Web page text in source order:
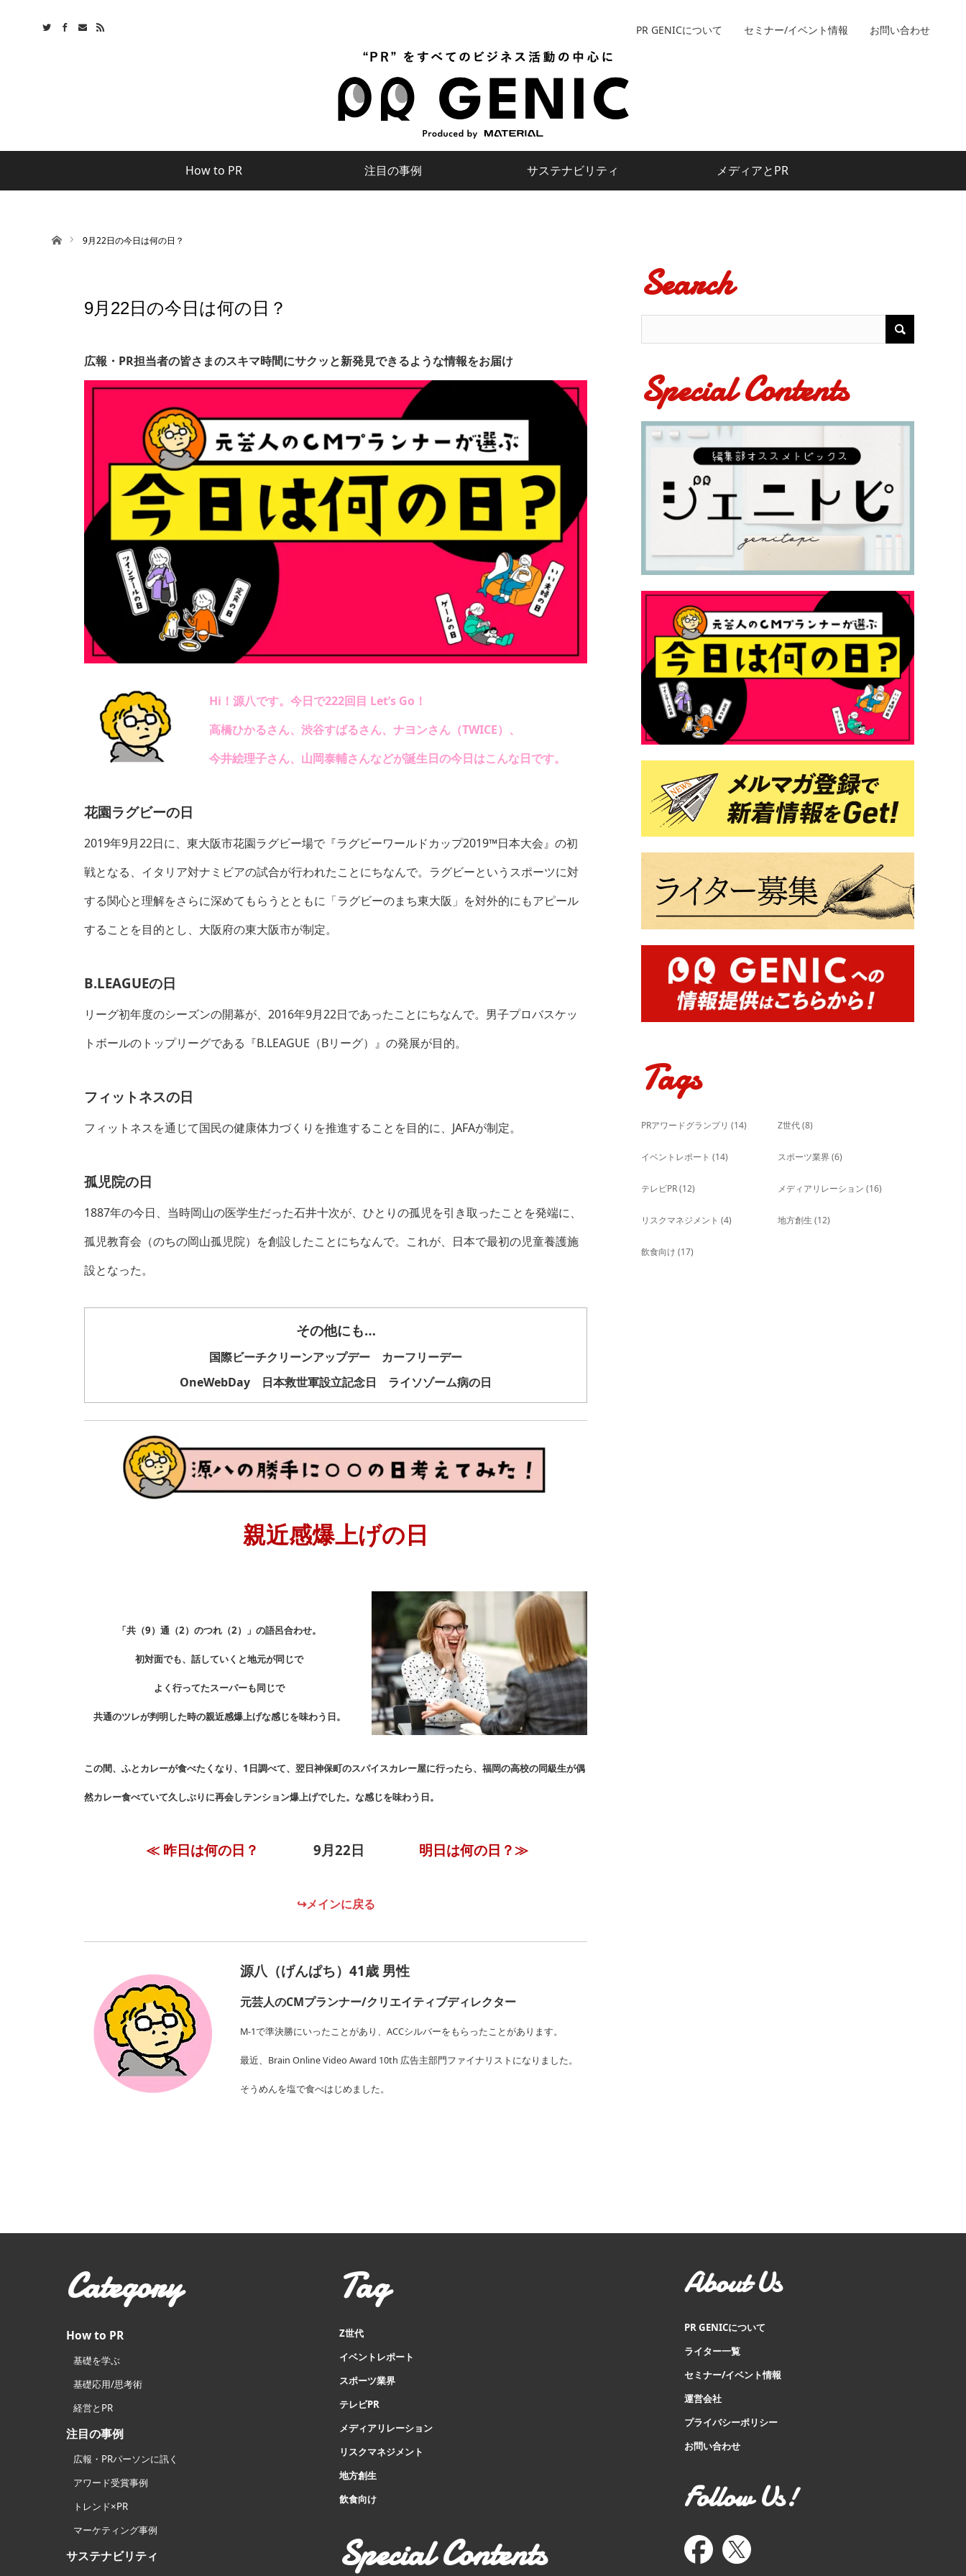
How to PR 注目の事例 サステナビリティ メディアとPR
PR GENICについて セミナー/イベント情報 お問い合わせ
ホーム9月22日の今日は何の日？
9月22日の今日は何の日？
広報・PR担当者の皆さまのスキマ時間にサクッと新発見できるような情報をお届け
Hi！源八です。今日で222回目 Let’s Go！
高橋ひかるさん、渋谷すばるさん、ナヨンさん（TWICE）、
今井絵理子さん、山岡泰輔さんなどが誕生日の今日はこんな日です。
花園ラグビーの日
2019年9月22日に、東大阪市花園ラグビー場で『ラグビーワールドカップ2019™日本大会』の初
戦となる、イタリア対ナミビアの試合が行われたことにちなんで。ラグビーというスポーツに対
する関心と理解をさらに深めてもらうとともに「ラグビーのまち東大阪」を対外的にもアピール
することを目的とし、大阪府の東大阪市が制定。
B.LEAGUEの日
リーグ初年度のシーズンの開幕が、2016年9月22日であったことにちなんで。男子プロバスケッ
トボールのトップリーグである『B.LEAGUE（Bリーグ）』の発展が目的。
フィットネスの日
フィットネスを通じて国民の健康体力づくりを推進することを目的に、JAFAが制定。
孤児院の日
1887年の今日、当時岡山の医学生だった石井十次が、ひとりの孤児を引き取ったことを発端に、
孤児教育会（のちの岡山孤児院）を創設したことにちなんで。これが、日本で最初の児童養護施
設となった。
その他にも…
国際ビーチクリーンアップデー カーフリーデー
OneWebDay 日本救世軍設立記念日 ライソゾーム病の日
親近感爆上げの日
「共（9）通（2）のつれ（2）」の語呂合わせ。
初対面でも、話していくと地元が同じで
よく行ってたスーパーも同じで
共通のツレが判明した時の親近感爆上げな感じを味わう日。
この間、ふとカレーが食べたくなり、1日調べて、翌日神保町のスパイスカレー屋に行ったら、福岡の高校の同級生が偶
然カレー食べていて久しぶりに再会しテンション爆上げでした。な感じを味わう日。
≪ 昨日は何の日？ 9月22日 明日は何の日？≫
↪メインに戻る
源八（げんぱち）41歳 男性
元芸人のCMプランナー/クリエイティブディレクター
M-1で準決勝にいったことがあり、ACCシルバーをもらったことがあります。
最近、 Brain Online Video Award 10th 広告主部門ファイナリストになりました。
そうめんを塩で食べはじめました。
Search
Special Contents
Tags
PRアワードグランプリ (14) Z世代(8)
イベントレポート (14) スポーツ業界 (6)
テレビPR(12) メディアリレーション (16)
リスクマネジメント (4) 地方創生 (12)
飲食向け (17)
Category
How to PR
基礎を学ぶ
基礎応用/思考術
経営とPR
注目の事例
広報・PRパーソンに訊く
アワード受賞事例
トレンド×PR
マーケティング事例
サステナビリティ
Tag
Z世代
イベントレポート
スポーツ業界
テレビPR
メディアリレーション
リスクマネジメント
地方創生
飲食向け
Special Contents
About Us
PR GENICについて
ライター一覧
セミナー/イベント情報
運営会社
プライバシーポリシー
お問い合わせ
Follow Us!